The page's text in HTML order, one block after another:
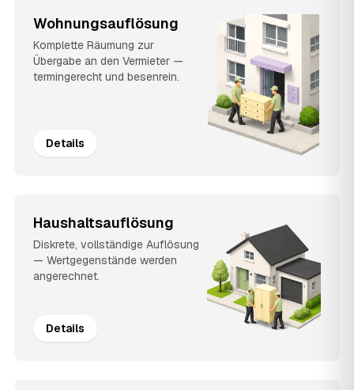
Wohnungsauflösung
Komplette Räumung zur
Übergabe an den Vermieter —
termingerecht und besenrein.
Details
Haushaltsauflösung
Diskrete, vollständige Auflösung
— Wertgegenstände werden
angerechnet.
Details